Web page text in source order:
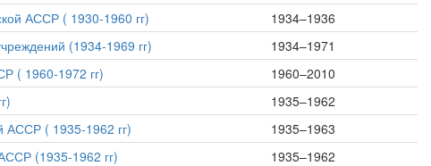
АССР ( 1930-1960 гг)
1934–1936
(1934-1969 гг)
1934–1971
( 1960-1972 гг)
1960–2010
1935–1962
АССР ( 1935-1962 гг)
1935–1963
(1935-1962 гг)
1935–1962